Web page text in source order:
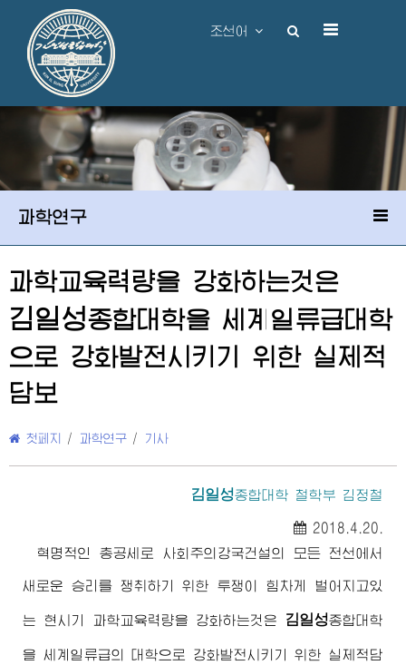
조선어
과학연구
과학교육력량을 강화하는것은
김일성종합대학을 세계일류급대학
으로 강화발전시키기 위한 실제적
담보
첫페지 / 과학연구 / 기사
김일성종합대학 철학부 김정철
2018.4.20.
혁명적인 총공세로 사회주의강국건설의 모든 전선에서
새로운 승리를 쟁취하기 위한 투쟁이 힘차게 벌어지고있
는 현시기 과학교육력량을 강화하는것은 김일성종합대학
을 세계일류급의 대학으로 강화발전시키기 위한 실제적담